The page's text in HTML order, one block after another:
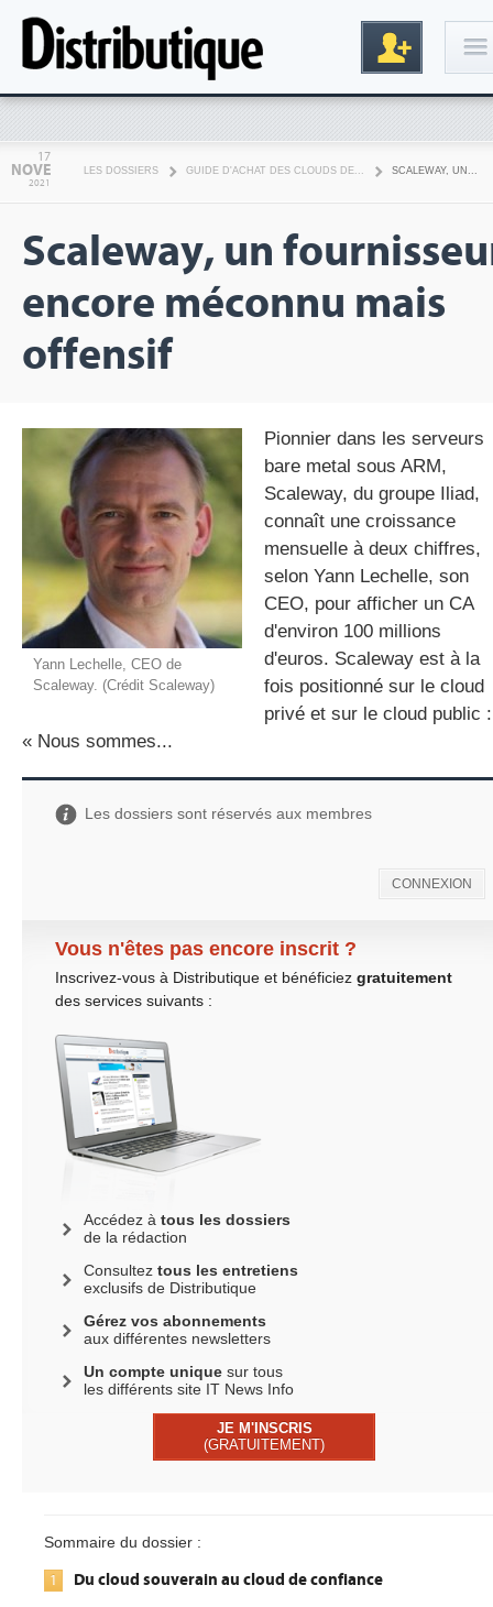
gratuite
17
NOVE
2021
LES DOSSIERS GUIDE D'ACHAT DES CLOUDS DE... SCALEWAY, UN...
Scaleway, un
encore méconnu mais
offensif
Yann Lechelle, CEO de
Scaleway. (Crédit Scaleway)
Pionnier dans les serveurs
bare metal sous ARM,
Scaleway, du groupe Iliad,
connaît une croissance
mensuelle à deux chiffres,
selon Yann Lechelle, son
CEO, pour afficher un CA
d'environ 100 millions
d'euros. Scaleway est à la
fois positionné sur le cloud
privé et sur le cloud public :
« Nous sommes...
Les dossiers sont réservés aux membres
CONNEXION
Vous n'êtes pas encore inscrit ?
Inscrivez-vous à Distributique et bénéficiez gratuitement
des services suivants :
Accédez à tous les dossiers
de la rédaction
Consultez tous les entretiens
exclusifs de Distributique
Gérez vos abonnements
aux différentes newsletters
Un compte unique sur tous
les différents site IT News Info
JE M'INSCRIS
(GRATUITEMENT)
Sommaire du dossier :
1 Du cloud souverain au cloud de confiance